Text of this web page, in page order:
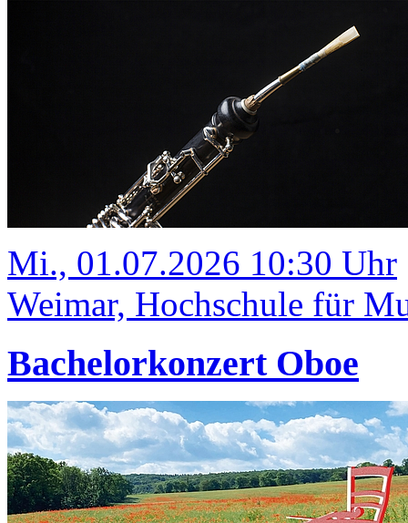
Mi., 01.07.2026 10:30 Uhr
Weimar, Hochschule für
Bachelorkonzert Oboe